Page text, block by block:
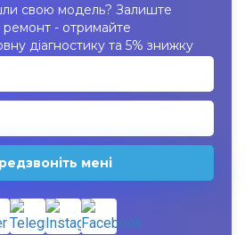
свою модель? Залиште
ремонт - отримайте
діагностику та 5% знижку
мені